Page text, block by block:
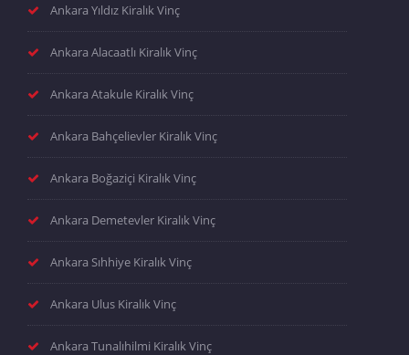
Ankara Yıldız Kiralık Vinç
Ankara Alacaatlı Kiralık Vinç
Ankara Atakule Kiralık Vinç
Ankara Bahçelievler Kiralık Vinç
Ankara Boğaziçi Kiralık Vinç
Ankara Demetevler Kiralık Vinç
Ankara Sıhhiye Kiralık Vinç
Ankara Ulus Kiralık Vinç
Ankara Tunalıhilmi Kiralık Vinç